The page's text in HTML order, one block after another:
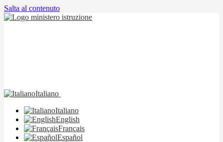
Salta al contenuto
Italiano
Italiano
English
Français
Español